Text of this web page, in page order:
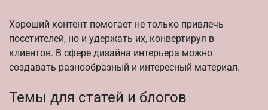
Хороший контент помогает не только привлечь
посетителей, но и удержать их, конвертируя в
клиентов. В сфере дизайна интерьера можно
создавать разнообразный и интересный материал.
Темы для статей и блогов